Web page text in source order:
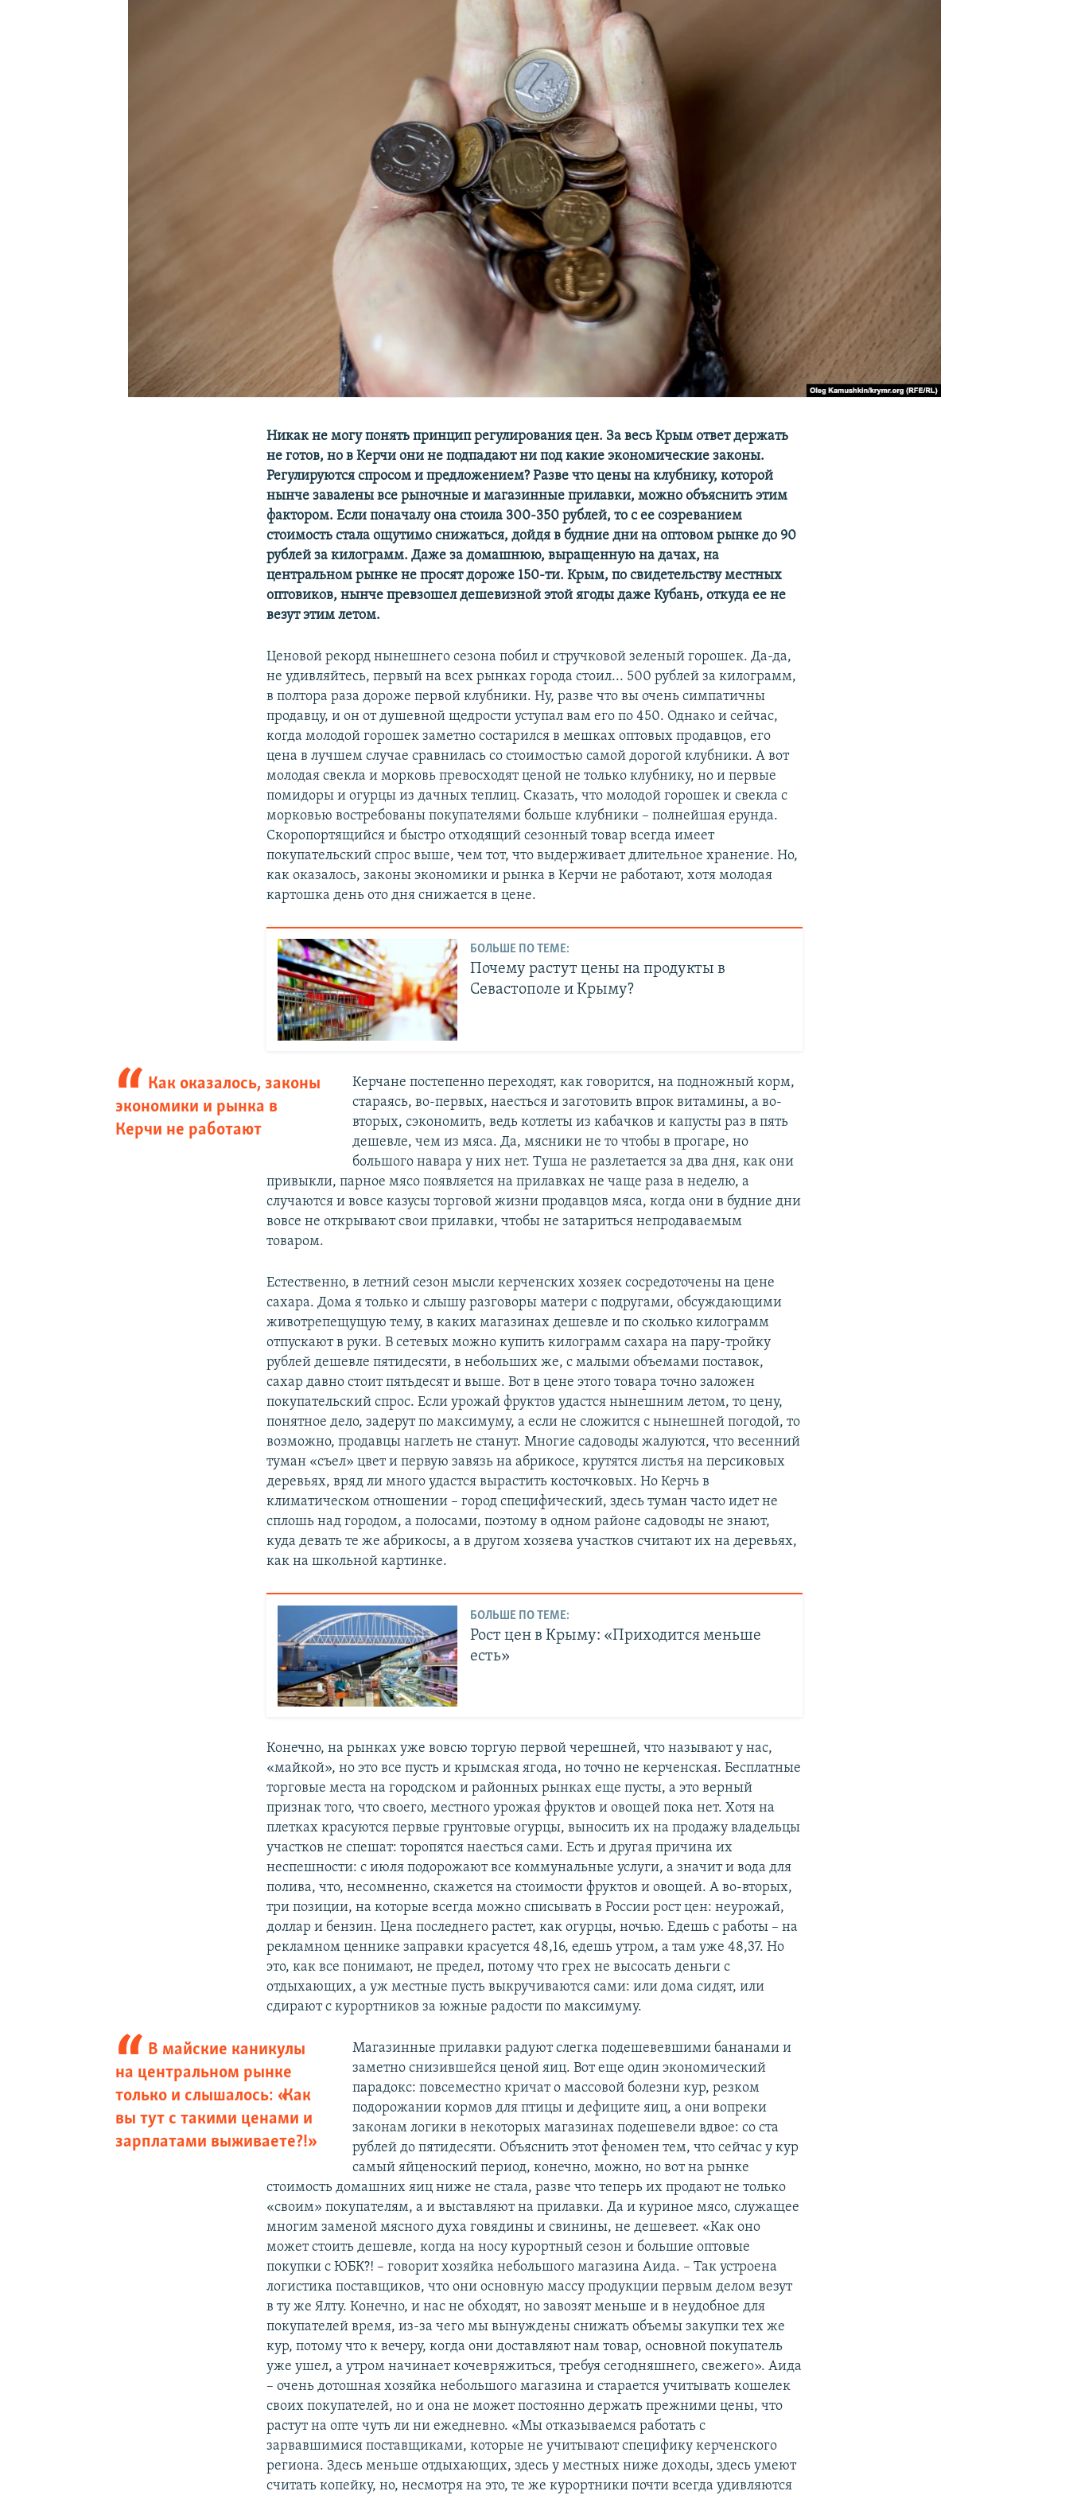
Никак не могу понять принцип регулирования цен. За весь Крым ответ держать
не готов, но в Керчи они не подпадают ни под какие экономические законы.
Регулируются спросом и предложением? Разве что цены на клубнику, которой
нынче завалены все рыночные и магазинные прилавки, можно объяснить этим
фактором. Если поначалу она стоила 300-350 рублей, то с ее созреванием
стоимость стала ощутимо снижаться, дойдя в будние дни на оптовом рынке до 90
рублей за килограмм. Даже за домашнюю, выращенную на дачах, на
центральном рынке не просят дороже 150-ти. Крым, по свидетельству местных
оптовиков, нынче превзошел дешевизной этой ягоды даже Кубань, откуда ее не
везут этим летом.
Ценовой рекорд нынешнего сезона побил и стручковой зеленый горошек. Да-да,
не удивляйтесь, первый на всех рынках города стоил... 500 рублей за килограмм,
в полтора раза дороже первой клубники. Ну, разве что вы очень симпатичны
продавцу, и он от душевной щедрости уступал вам его по 450. Однако и сейчас,
когда молодой горошек заметно состарился в мешках оптовых продавцов, его
цена в лучшем случае сравнилась со стоимостью самой дорогой клубники. А вот
молодая свекла и морковь превосходят ценой не только клубнику, но и первые
помидоры и огурцы из дачных теплиц. Сказать, что молодой горошек и свекла с
морковью востребованы покупателями больше клубники – полнейшая ерунда.
Скоропортящийся и быстро отходящий сезонный товар всегда имеет
покупательский спрос выше, чем тот, что выдерживает длительное хранение. Но,
как оказалось, законы экономики и рынка в Керчи не работают, хотя молодая
картошка день ото дня снижается в цене.
БОЛЬШЕ ПО ТЕМЕ:
Почему растут цены на продукты в
Севастополе и Крыму?
Как оказалось, законы
экономики и рынка в
Керчи не работают
Керчане постепенно переходят, как говорится, на подножный корм,
стараясь, во-первых, наесться и заготовить впрок витамины, а во-
вторых, сэкономить, ведь котлеты из кабачков и капусты раз в пять
дешевле, чем из мяса. Да, мясники не то чтобы в прогаре, но
большого навара у них нет. Туша не разлетается за два дня, как они
привыкли, парное мясо появляется на прилавках не чаще раза в неделю, а
случаются и вовсе казусы торговой жизни продавцов мяса, когда они в будние дни
вовсе не открывают свои прилавки, чтобы не затариться непродаваемым
товаром.
Естественно, в летний сезон мысли керченских хозяек сосредоточены на цене
сахара. Дома я только и слышу разговоры матери с подругами, обсуждающими
животрепещущую тему, в каких магазинах дешевле и по сколько килограмм
отпускают в руки. В сетевых можно купить килограмм сахара на пару-тройку
рублей дешевле пятидесяти, в небольших же, с малыми объемами поставок,
сахар давно стоит пятьдесят и выше. Вот в цене этого товара точно заложен
покупательский спрос. Если урожай фруктов удастся нынешним летом, то цену,
понятное дело, задерут по максимуму, а если не сложится с нынешней погодой, то
возможно, продавцы наглеть не станут. Многие садоводы жалуются, что весенний
туман «съел» цвет и первую завязь на абрикосе, крутятся листья на персиковых
деревьях, вряд ли много удастся вырастить косточковых. Но Керчь в
климатическом отношении – город специфический, здесь туман часто идет не
сплошь над городом, а полосами, поэтому в одном районе садоводы не знают,
куда девать те же абрикосы, а в другом хозяева участков считают их на деревьях,
как на школьной картинке.
БОЛЬШЕ ПО ТЕМЕ:
Рост цен в Крыму: «Приходится меньше
есть»
Конечно, на рынках уже вовсю торгую первой черешней, что называют у нас,
«майкой», но это все пусть и крымская ягода, но точно не керченская. Бесплатные
торговые места на городском и районных рынках еще пусты, а это верный
признак того, что своего, местного урожая фруктов и овощей пока нет. Хотя на
плетках красуются первые грунтовые огурцы, выносить их на продажу владельцы
участков не спешат: торопятся наесться сами. Есть и другая причина их
неспешности: с июля подорожают все коммунальные услуги, а значит и вода для
полива, что, несомненно, скажется на стоимости фруктов и овощей. А во-вторых,
три позиции, на которые всегда можно списывать в России рост цен: неурожай,
доллар и бензин. Цена последнего растет, как огурцы, ночью. Едешь с работы – на
рекламном ценнике заправки красуется 48,16, едешь утром, а там уже 48,37. Но
это, как все понимают, не предел, потому что грех не высосать деньги с
отдыхающих, а уж местные пусть выкручиваются сами: или дома сидят, или
сдирают с курортников за южные радости по максимуму.
В майские каникулы
на центральном рынке
только и слышалось: «Как
вы тут с такими ценами и
зарплатами выживаете?!»
Магазинные прилавки радуют слегка подешевевшими бананами и
заметно снизившейся ценой яиц. Вот еще один экономический
парадокс: повсеместно кричат о массовой болезни кур, резком
подорожании кормов для птицы и дефиците яиц, а они вопреки
законам логики в некоторых магазинах подешевели вдвое: со ста
рублей до пятидесяти. Объяснить этот феномен тем, что сейчас у кур
самый яйценоский период, конечно, можно, но вот на рынке
стоимость домашних яиц ниже не стала, разве что теперь их продают не только
«своим» покупателям, а и выставляют на прилавки. Да и куриное мясо, служащее
многим заменой мясного духа говядины и свинины, не дешевеет. «Как оно
может стоить дешевле, когда на носу курортный сезон и большие оптовые
покупки с ЮБК?! – говорит хозяйка небольшого магазина Аида. – Так устроена
логистика поставщиков, что они основную массу продукции первым делом везут
в ту же Ялту. Конечно, и нас не обходят, но завозят меньше и в неудобное для
покупателей время, из-за чего мы вынуждены снижать объемы закупки тех же
кур, потому что к вечеру, когда они доставляют нам товар, основной покупатель
уже ушел, а утром начинает кочевряжиться, требуя сегодняшнего, свежего». Аида
– очень дотошная хозяйка небольшого магазина и старается учитывать кошелек
своих покупателей, но и она не может постоянно держать прежними цены, что
растут на опте чуть ли ни ежедневно. «Мы отказываемся работать с
зарвавшимися поставщиками, которые не учитывают специфику керченского
региона. Здесь меньше отдыхающих, здесь у местных ниже доходы, здесь умеют
считать копейку, но, несмотря на это, те же курортники почти всегда удивляются